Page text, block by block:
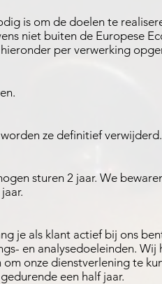
is om de doelen te
niet buiten de Europese
per verwerking
ze definitief verwijderd.
sturen 2 jaar. We
je als klant actief bij ons
en analysedoeleinden. Wij
onze dienstverlening te
een half jaar.